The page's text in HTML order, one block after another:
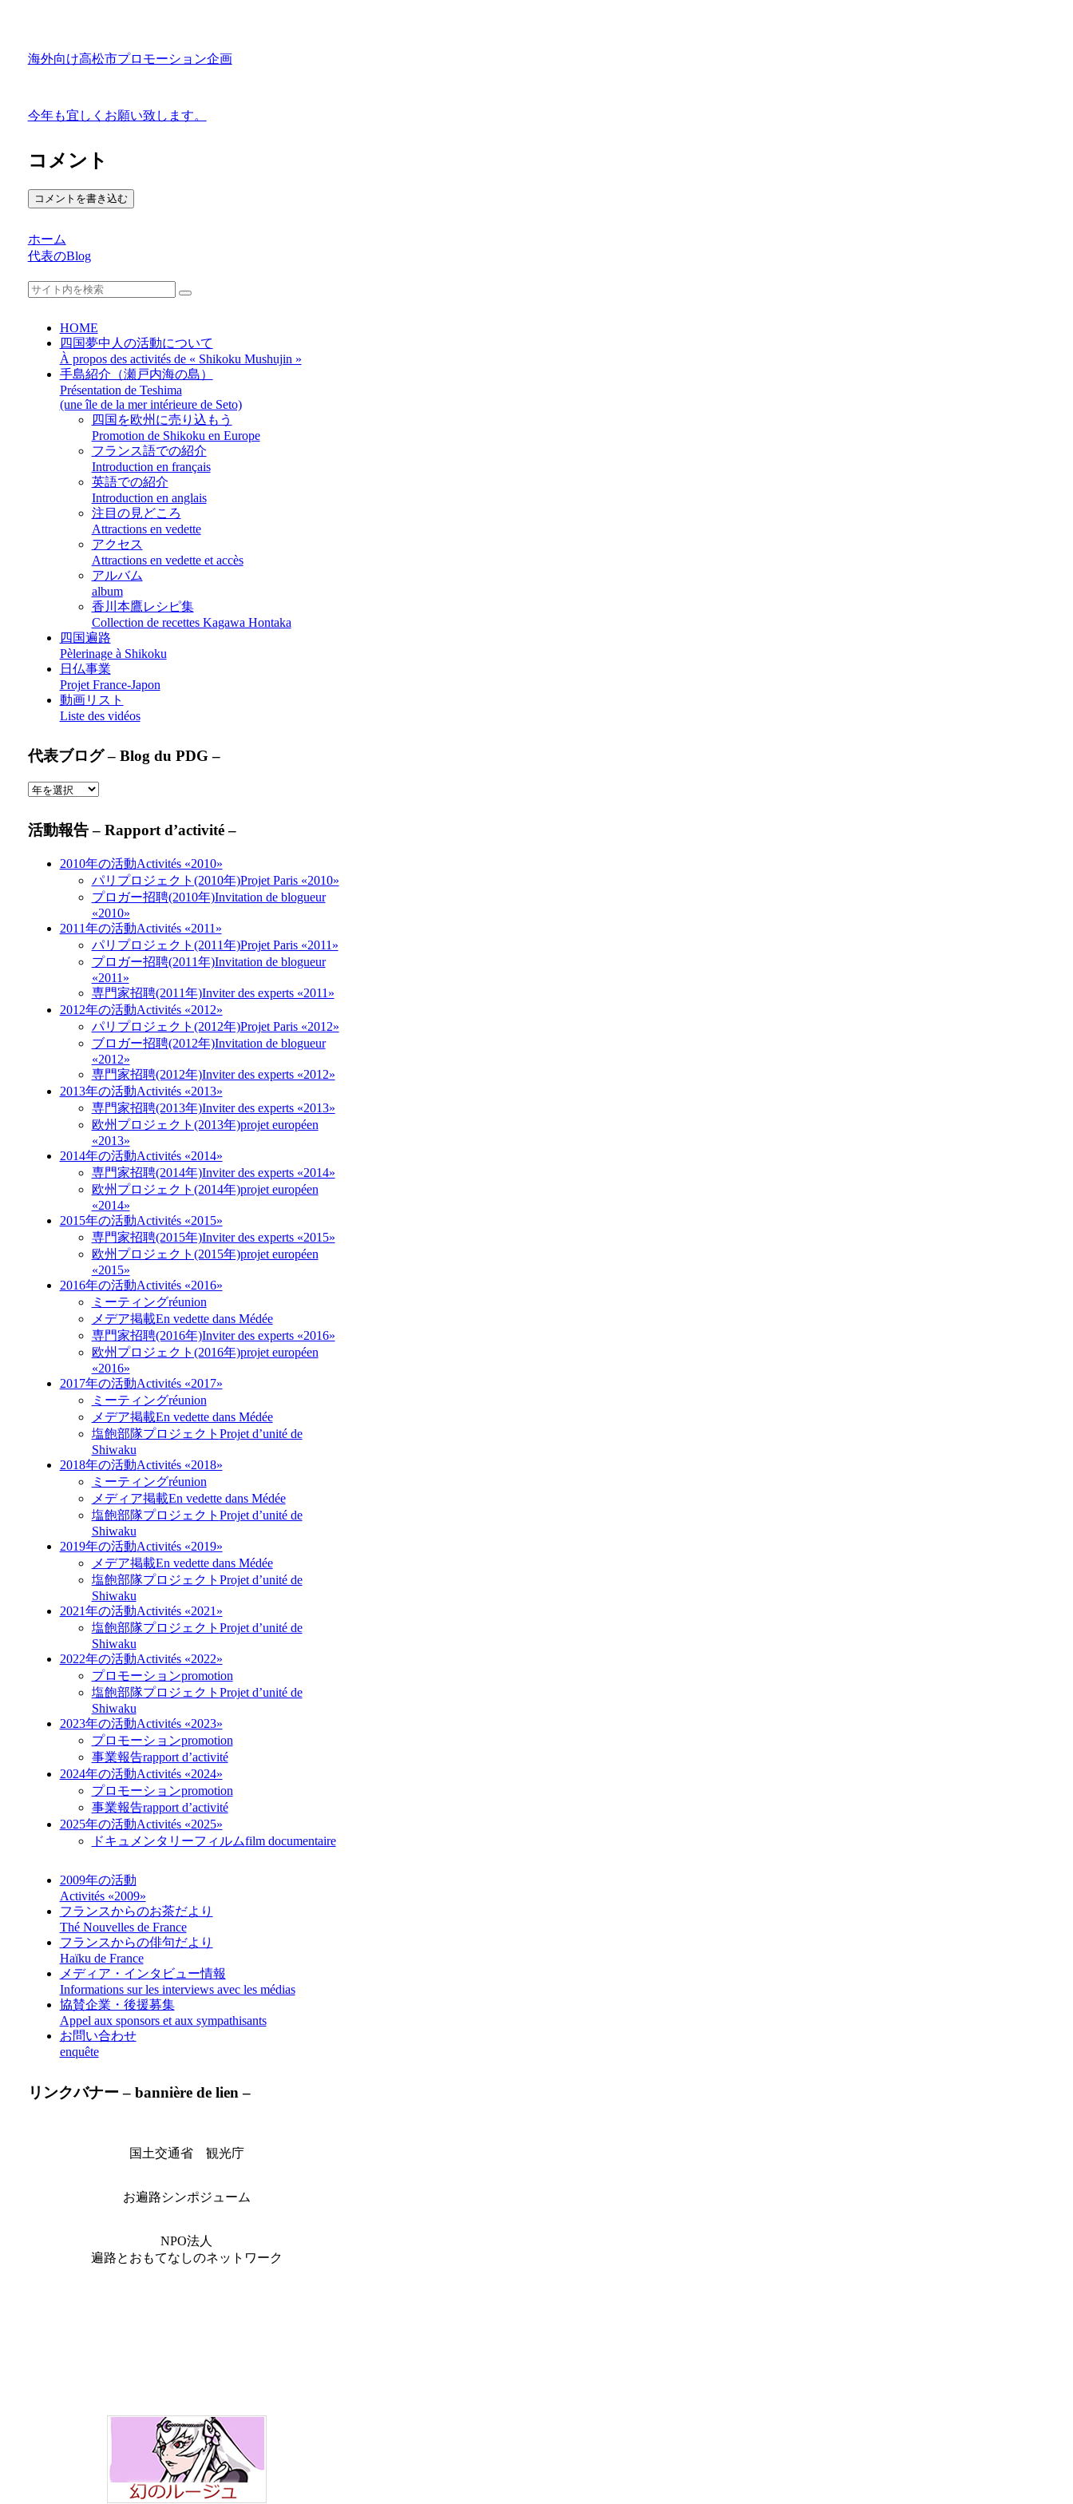
海外向け高松市プロモーション企画
今年も宜しくお願い致します。
コメント
コメントを書き込む
ホーム
代表のBlog
HOME
四国夢中人の活動について
À propos des activités de « Shikoku Mushujin »
手島紹介（瀬戸内海の島）
Présentation de Teshima
(une île de la mer intérieure de Seto)
四国を欧州に売り込もう
Promotion de Shikoku en Europe
フランス語での紹介
Introduction en français
英語での紹介
Introduction en anglais
注目の見どころ
Attractions en vedette
アクセス
Attractions en vedette et accès
アルバム
album
香川本鷹レシピ集
Collection de recettes Kagawa Hontaka
四国遍路
Pèlerinage à Shikoku
日仏事業
Projet France-Japon
動画リスト
Liste des vidéos
代表ブログ – Blog du PDG –
活動報告 – Rapport d’activité –
2010年の活動Activités «2010»
パリプロジェクト(2010年)Projet Paris «2010»
プロガー招聘(2010年)Invitation de blogueur
«2010»
2011年の活動Activités «2011»
パリプロジェクト(2011年)Projet Paris «2011»
プロガー招聘(2011年)Invitation de blogueur
«2011»
専門家招聘(2011年)Inviter des experts «2011»
2012年の活動Activités «2012»
パリプロジェクト(2012年)Projet Paris «2012»
ブロガー招聘(2012年)Invitation de blogueur
«2012»
専門家招聘(2012年)Inviter des experts «2012»
2013年の活動Activités «2013»
専門家招聘(2013年)Inviter des experts «2013»
欧州プロジェクト(2013年)projet européen
«2013»
2014年の活動Activités «2014»
専門家招聘(2014年)Inviter des experts «2014»
欧州プロジェクト(2014年)projet européen
«2014»
2015年の活動Activités «2015»
専門家招聘(2015年)Inviter des experts «2015»
欧州プロジェクト(2015年)projet européen
«2015»
2016年の活動Activités «2016»
ミーティングréunion
メデア掲載En vedette dans Médée
専門家招聘(2016年)Inviter des experts «2016»
欧州プロジェクト(2016年)projet européen
«2016»
2017年の活動Activités «2017»
ミーティングréunion
メデア掲載En vedette dans Médée
塩飽部隊プロジェクト Projet d’unité de
Shiwaku
2018年の活動Activités «2018»
ミーティングréunion
メディア掲載En vedette dans Médée
塩飽部隊プロジェクト Projet d’unité de
Shiwaku
2019年の活動Activités «2019»
メデア掲載En vedette dans Médée
塩飽部隊プロジェクト Projet d’unité de
Shiwaku
2021年の活動Activités «2021»
塩飽部隊プロジェクト Projet d’unité de
Shiwaku
2022年の活動Activités «2022»
プロモーションpromotion
塩飽部隊プロジェクト Projet d’unité de
Shiwaku
2023年の活動Activités «2023»
プロモーションpromotion
事業報告rapport d’activité
2024年の活動Activités «2024»
プロモーションpromotion
事業報告rapport d’activité
2025年の活動Activités «2025»
ドキュメンタリーフィルムfilm documentaire
2009年の活動
Activités «2009»
フランスからのお茶だより
Thé Nouvelles de France
フランスからの俳句だより
Haïku de France
メディア・インタビュー情報
Informations sur les interviews avec les médias
協賛企業・後援募集
Appel aux sponsors et aux sympathisants
お問い合わせ
enquête
リンクバナー – bannière de lien –
国土交通省 観光庁
お遍路シンポジューム
NPO法人
遍路とおもてなしのネットワーク